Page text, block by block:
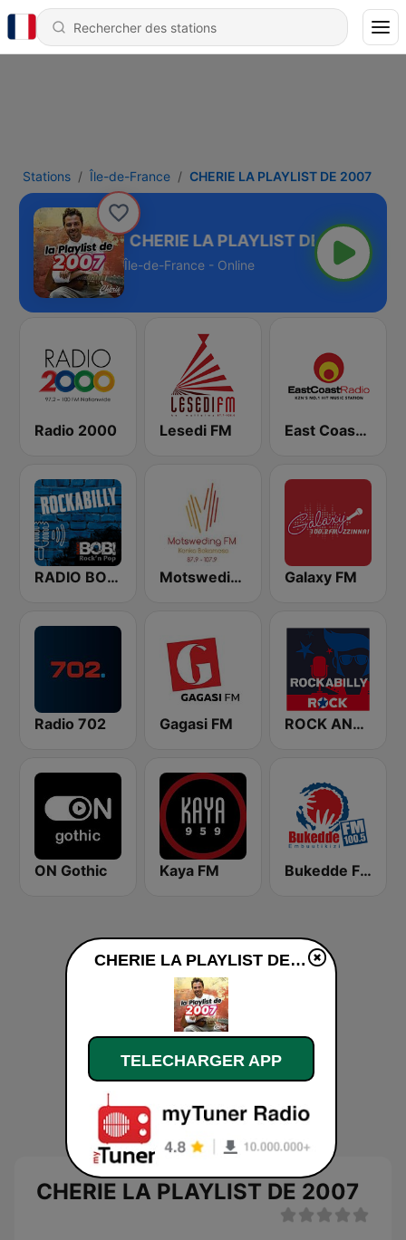
Stations Île-de-France CHERIE LA PLAYLIST DE 2007
DE 2007
Île-de-France - Online
Radio 2000 Lesedi FM East Coast Radio
RADIO BOB! Rockabilly Motsweding FM Galaxy FM
Radio 702 Gagasi FM ROCK ANTENNe Rockabilly
ON Gothic Kaya FM Bukedde FM
CHERIE LA PLAYLIST DE 2007
CHERIE LA PLAYLIST DE 2007 en ligne
TELECHARGER APP